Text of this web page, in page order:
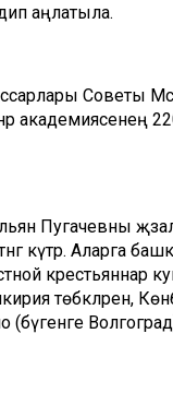
аңлатыла.
Советы
академиясенең
Пугачевны
күтәрә. Аларга
крестьяннар
төбәкләренә,
(бүгенге